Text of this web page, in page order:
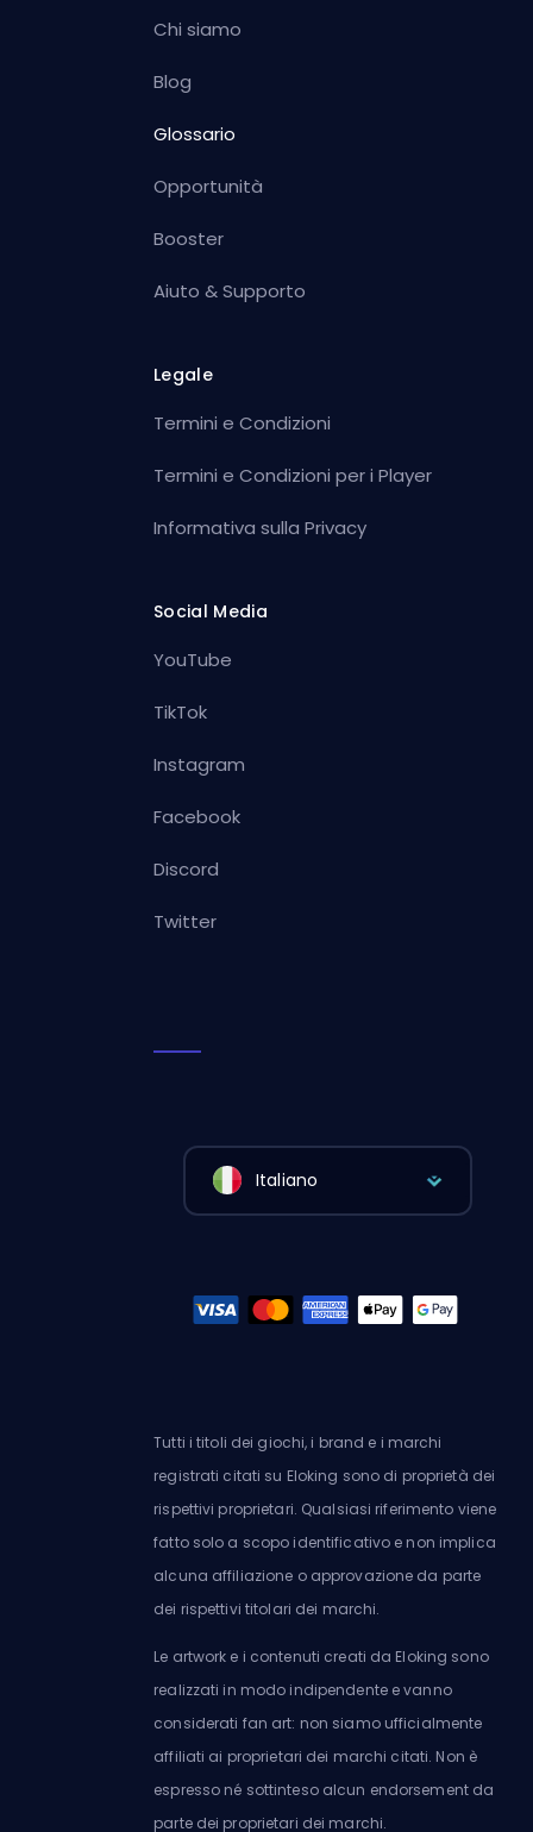
Chi siamo
Blog
Glossario
Opportunità
Booster
Aiuto & Supporto
Legale
Termini e Condizioni
Termini e Condizioni per i Player
Informativa sulla Privacy
Social Media
YouTube
TikTok
Instagram
Facebook
Discord
Twitter
Italiano
Tutti i titoli dei giochi, i brand e i marchi
registrati citati su Eloking sono di proprietà dei
rispettivi proprietari. Qualsiasi riferimento viene
fatto solo a scopo identificativo e non implica
alcuna affiliazione o approvazione da parte
dei rispettivi titolari dei marchi.
Le artwork e i contenuti creati da Eloking sono
realizzati in modo indipendente e vanno
considerati fan art: non siamo ufficialmente
affiliati ai proprietari dei marchi citati. Non è
espresso né sottinteso alcun endorsement da
parte dei proprietari dei marchi.